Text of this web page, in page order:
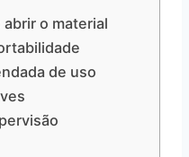
o material
de uso